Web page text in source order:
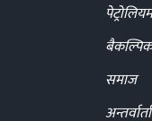
पेट्रोलियम
बैकल्पिक
समाज